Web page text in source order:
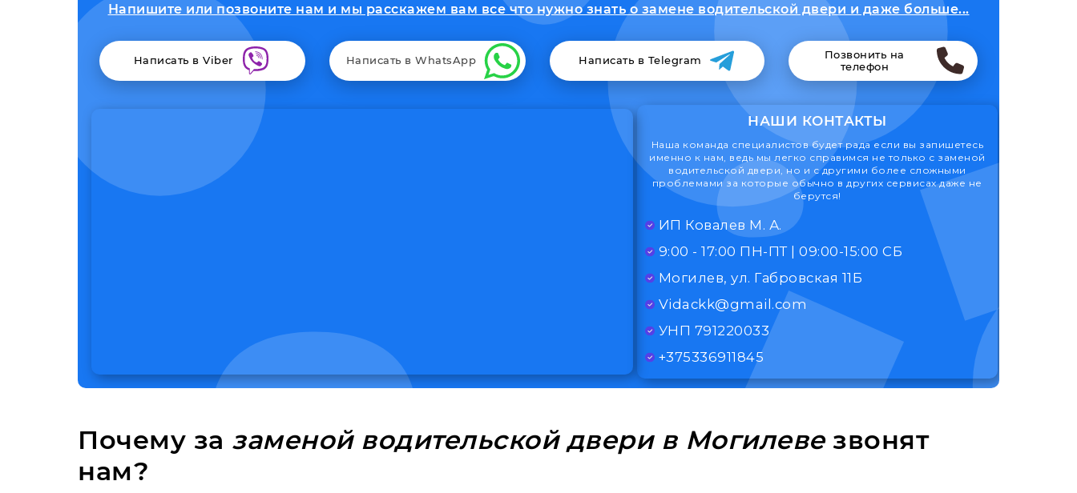
Напишите или позвоните нам и мы расскажем вам все что нужно знать о замене водительской двери и даже больше...
Написать в Viber Написать в WhatsApp Написать в Telegram
Позвонить на
телефон
НАШИ КОНТАКТЫ
Наша команда специалистов будет рада если вы запишетесь
именно к нам, ведь мы легко справимся не только с заменой
водительской двери, но и с другими более сложными
проблемами за которые обычно в других сервисах даже не
берутся!
ИП Ковалев М. А.
9:00 - 17:00 ПН-ПТ | 09:00-15:00 СБ
Могилев, ул. Габровская 11Б
Vidackk@gmail.com
УНП 791220033
+375336911845
Почему за заменой водительской двери в Могилевезвонят
нам?